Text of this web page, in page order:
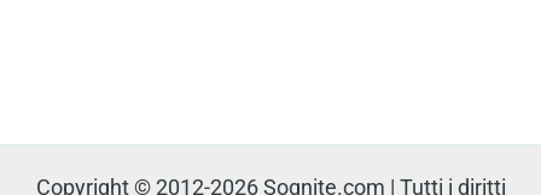
Copyright © 2012-2026 Sognite.com | Tutti i diritti